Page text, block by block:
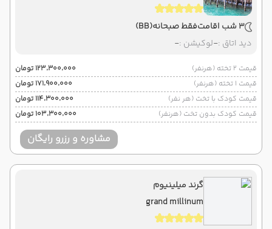
3 شب اقامت فقط صبحانه(BB)
دید اتاق :-لوکیشن :-
قیمت 2 تخته (هرنفر)
۱۲۳٬۳۰۰٬۰۰۰ تومان
قیمت 1 تخته (هرنفر)
۱۷۱٬۹۰۰٬۰۰۰ تومان
قیمت کودک با تخت (هر نفر)
۱۱۴٬۳۰۰٬۰۰۰ تومان
قیمت کودک بدون تخت (هرنفر)
۱۰۳٬۳۰۰٬۰۰۰ تومان
مشاوره و رزرو رایگان
گرند میلینیوم
grand millinum